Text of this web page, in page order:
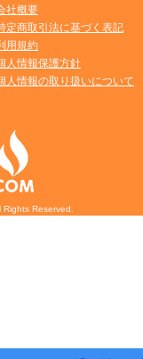
社概要
定商取引法に基づく表記
用規約
人情報保護方針
人情報の取り扱いについて
Reserved.